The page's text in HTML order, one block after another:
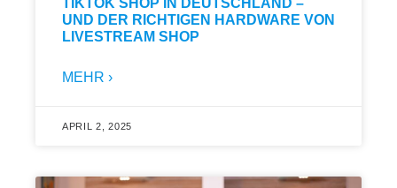
TIKTOK SHOP IN DEUTSCHLAND –
UND DER RICHTIGEN HARDWARE VON
LIVESTREAM SHOP
MEHR ›
APRIL 2, 2025